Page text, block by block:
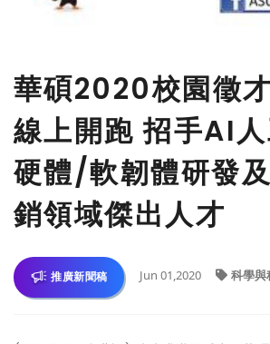
華碩2020校園徵
線上開跑 招手AI人
硬體/軟韌體研發
銷領域傑出人才
推廣新聞稿 Jun 01,2020 科學與